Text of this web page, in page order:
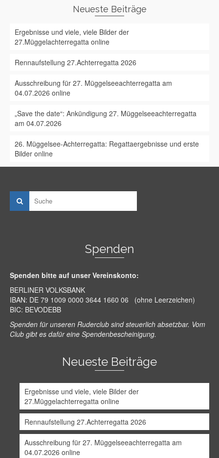
Neueste Beiträge
Ergebnisse und viele, viele Bilder der
27.Müggelachterregatta online
Rennaufstellung 27.Achterregatta 2026
Ausschreibung für 27. Müggelseeachterregatta am
04.07.2026 online
„Save the date“: Ankündigung 27. Müggelseeachterregatta
am 04.07.2026
26. Müggelsee-Achterregatta: Regattaergebnisse und erste
Bilder online
Spenden
Spenden bitte auf unser Vereinskonto:
BERLINER VOLKSBANK
IBAN: DE 79 1009 0000 3644 1660 06 (ohne Leerzeichen)
BIC: BEVODEBB
Spenden für unseren Ruderclub sind steuerlich absetzbar. Vom
Club gibt es dafür eine Spendenbescheinigung.
Neueste Beiträge
Ergebnisse und viele, viele Bilder der
27.Müggelachterregatta online
Rennaufstellung 27.Achterregatta 2026
Ausschreibung für 27. Müggelseeachterregatta am
04.07.2026 online